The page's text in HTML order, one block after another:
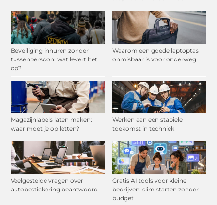
Beveiliging inhuren zonder
tussenpersoon: wat levert het
op?
Waarom een goede laptoptas
onmisbaar is voor onderweg
Magazijnlabels laten maken:
waar moet je op letten?
Werken aan een stabiele
toekomst in techniek
Veelgestelde vragen over
autobestickering beantwoord
Gratis AI tools voor kleine
bedrijven: slim starten zonder
budget